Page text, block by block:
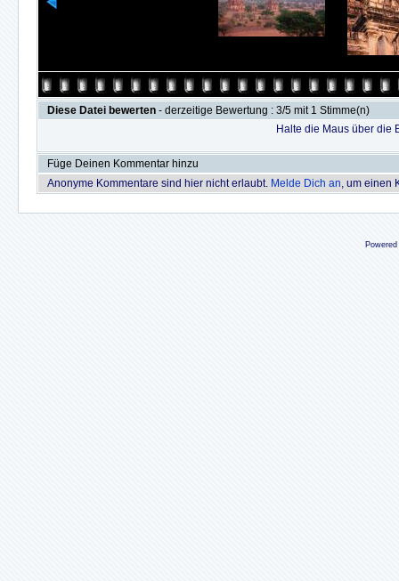
Diese Datei bewerten - derzeitige Bewertung : 3/5 mit 1 Stimme(n)
Halte die Maus über die
Füge Deinen Kommentar hinzu
Anonyme Kommentare sind hier nicht erlaubt. Melde Dich an, um einen